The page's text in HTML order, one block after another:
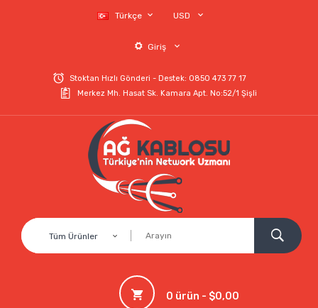
Türkçe USD
Giriş
Stoktan Hızlı Gönderi - Destek: 0850 473 77 17
Merkez Mh. Hasat Sk. Kamara Apt. No:52/1 Şişli
Tüm Ürünler
0 ürün - $0,00